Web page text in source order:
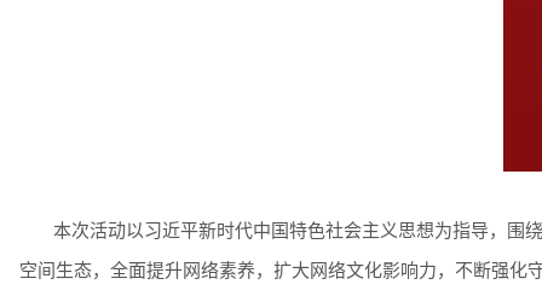
本次活动以习近平新时代中国特色社会主义思想为指导，围
空间生态，全面提升网络素养，扩大网络文化影响力，不断强